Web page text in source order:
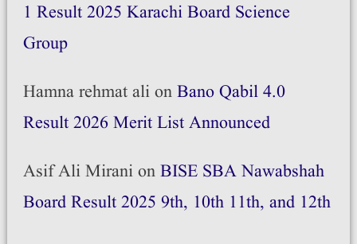
1 Result 2025 Karachi Board Science
Group
Hamna rehmat alionBano Qabil 4.0
Result 2026 Merit List Announced
Asif Ali MiranionBISE SBA Nawabshah
Board Result 2025 9th, 10th 11th, and 12th